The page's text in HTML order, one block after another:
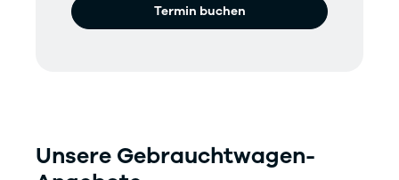
Termin buchen
Unsere Gebrauchtwagen-